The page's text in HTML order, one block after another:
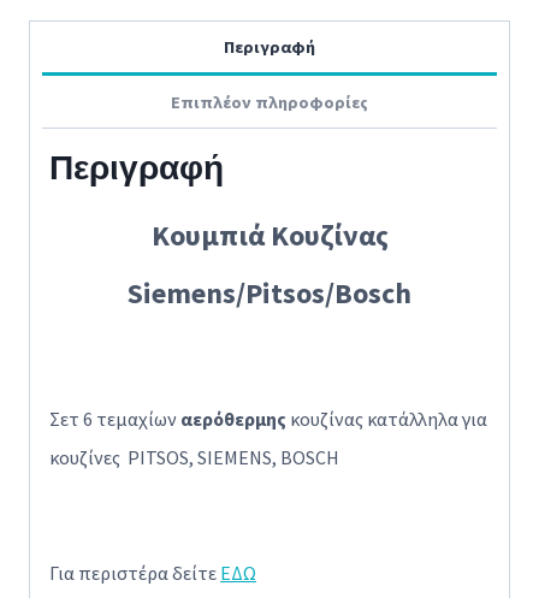
Περιγραφή
Επιπλέον πληροφορίες
Περιγραφή
Κουμπιά Κουζίνας
Siemens/Pitsos/Bosch
Σετ 6 τεμαχίων αερόθερμης κουζίνας κατάλληλα για
κουζίνες PITSOS, SIEMENS, BOSCH
Για περιστέρα δείτε ΕΔΩ